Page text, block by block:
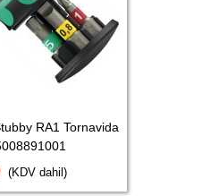
RA1 Tornavida
(KDV dahil)